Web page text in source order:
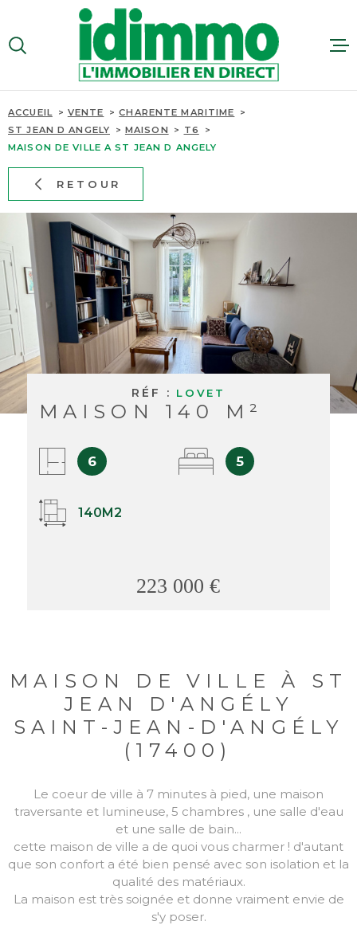
lamenu
contenu
SITE
BIENS
ACCUEIL VENTE
CHARENTE MARITIME
ST JEAN D ANGELY
MAISON
T6
MAISON DE VILLE A ST JEAN D ANGELY
RETOUR
RÉF : LOVET
MAISON 140 M²
6 5
140M2
223 000 €
MAISON DE VILLE À ST
JEAN D'ANGÉLY
SAINT-JEAN-D'ANGÉLY
(17400)
Le coeur de ville à 7 minutes à pied, une maison
traversante et lumineuse, 5 chambres , une salle d'eau
et une salle de bain...
cette maison de ville a de quoi vous charmer ! d'autant
que son confort a été bien pensé avec son isolation et la
qualité des matériaux.
La maison est très soignée et donne vraiment envie de
s'y poser.
RECHERCHE
TYPE
D'OFFRE
VENTE
PAYS
PAYS
VILLE
VILLE
Budget
BUDGET